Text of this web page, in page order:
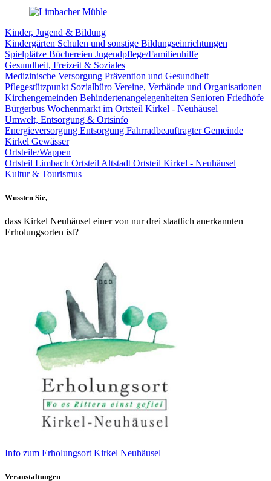
Kinder, Jugend & Bildung
Kindergärten Schulen und sonstige Bildungseinrichtungen
Spielplätze Büchereien Jugendpflege/Familienhilfe
Gesundheit, Freizeit & Soziales
Medizinische Versorgung Prävention und Gesundheit
Pflegestützpunkt Sozialbüro Vereine, Verbände und Organisationen
Kirchengemeinden Behindertenangelegenheiten Senioren Friedhöfe
Bürgerbus Wochenmarkt im Ortsteil Kirkel - Neuhäusel
Umwelt, Entsorgung & Ortsinfo
Energieversorgung Entsorgung Fahrradbeauftragter Gemeinde
Kirkel Gewässer
Ortsteile/Wappen
Ortsteil Limbach Ortsteil Altstadt Ortsteil Kirkel - Neuhäusel
Kultur & Tourismus
Wussten Sie,
dass Kirkel Neuhäusel einer von nur drei staatlich anerkannten
Erholungsorten ist?
Info zum Erholungsort Kirkel Neuhäusel
Veranstaltungen